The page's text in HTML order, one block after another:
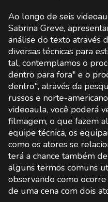
Ao longo de seis
Sabrina Greve,
análise do texto através
diversas técnicas para
tal, contemplamos o
dentro para fora" e o
dentro", através da
russos e norte-
videoaula, você poderá
filmagem, o que fazem
equipe técnica, os
como os atores se
terá a chance também
alguns termos comuns
observando como
de uma cena com dois